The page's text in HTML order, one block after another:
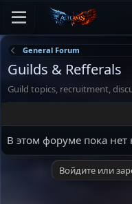
General Forum
Guilds & Refferals
Guild topics, recruitment,
В этом форуме пока
Войдите или